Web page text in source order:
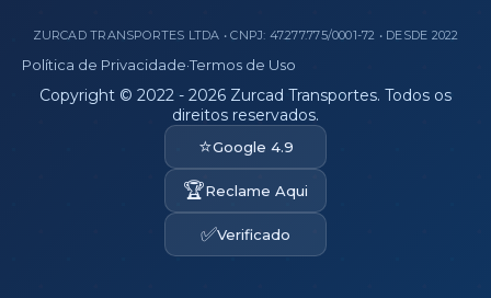
ZURCAD TRANSPORTES LTDA • CNPJ: 47.277.775/0001-72 • DESDE 2022
Política de Privacidade·Termos de Uso
Copyright © 2022 - 2026 Zurcad Transportes. Todos os
direitos reservados.
⭐Google 4.9
🏆Reclame Aqui
✅Verificado